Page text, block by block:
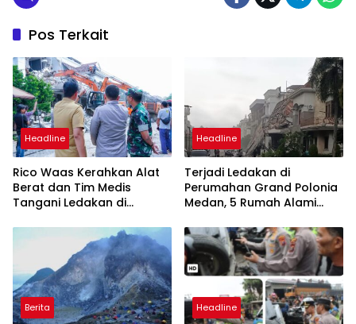
Pos Terkait
Headline
Rico Waas Kerahkan Alat
Berat dan Tim Medis
Tangani Ledakan di
Headline
Terjadi Ledakan di
Perumahan Grand Polonia
Medan, 5 Rumah Alami
Berita Headline